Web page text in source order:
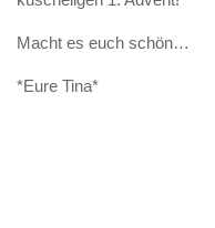
Macht es euch schön…
*Eure Tina*